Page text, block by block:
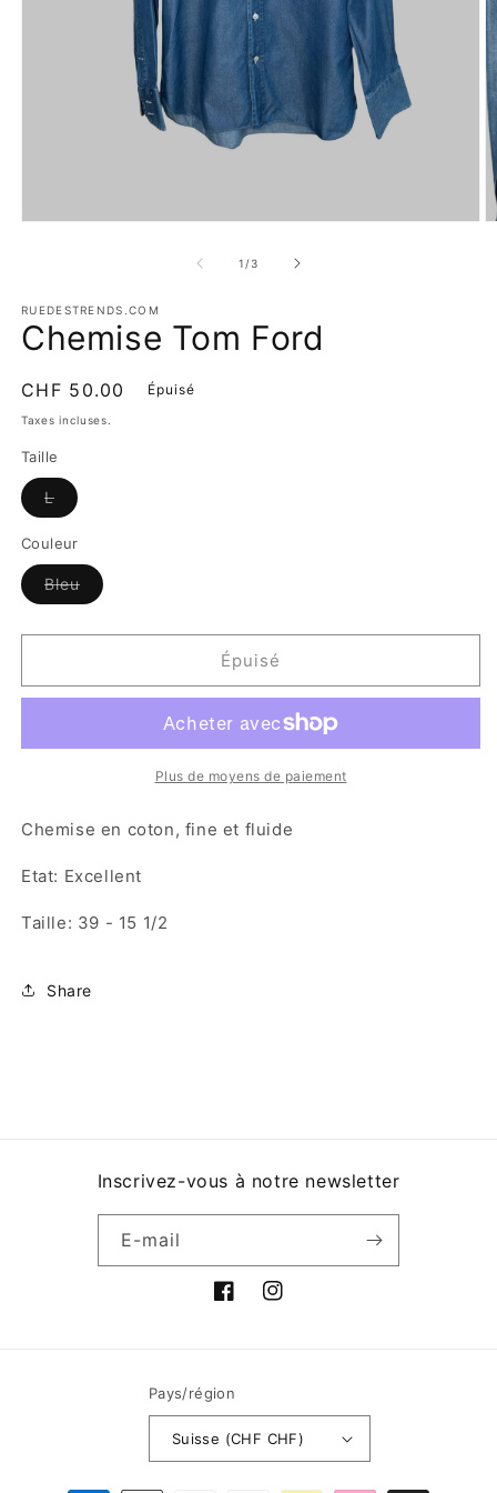
une
fenêtre
modale
1 /de
3
RUEDESTRENDS.COM
Chemise Tom Ford
Prix
habituel
CHF 50.00 Épuisé
Taxes incluses.
Taille
LVariante
épuisée
indisponible
Couleur
BleuVariante
épuisée
Épuisé
Plus de moyens de paiement
Chemise en coton, fine et fluide
Etat: Excellent
Taille: 39 - 15 1/2
Share
Inscrivez-vous à notre newsletter
E-mail
FacebookInstagram
Pays/région
Suisse (CHF CHF)